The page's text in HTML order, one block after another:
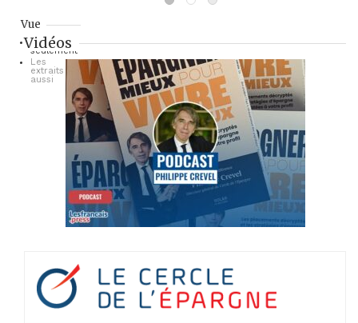
Vue
Les titres
seulement
Les
extraits
aussi
Vidéos